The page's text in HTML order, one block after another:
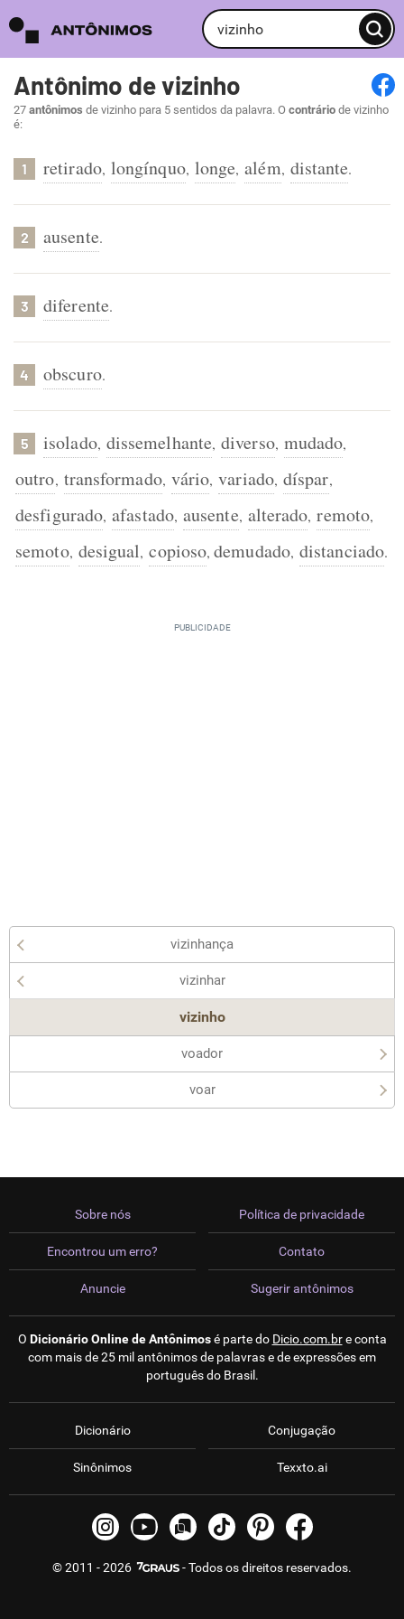
Antônimo de vizinho
27 antônimos de vizinho para 5 sentidos da palavra. O contrário de vizinho
é:
1 retirado, longínquo, longe, além, distante.
2 ausente.
3 diferente.
4 obscuro.
5 isolado, dissemelhante, diverso, mudado,
outro, transformado, vário, variado, díspar,
desfigurado, afastado, ausente, alterado, remoto,
semoto, desigual, copioso,demudado, distanciado.
vizinhança
vizinhar
vizinho
voador
voar
Sobre nós
Encontrou um erro?
Anuncie
Política de privacidade
Contato
Sugerir antônimos
O Dicionário Online de Antônimosé parte do Dicio.com.bre conta
com mais de 25 mil antônimos de palavras e de expressões em
português do Brasil.
Dicionário
Sinônimos
Conjugação
Texxto.ai
© 2011 - 2026 - Todos os direitos reservados.